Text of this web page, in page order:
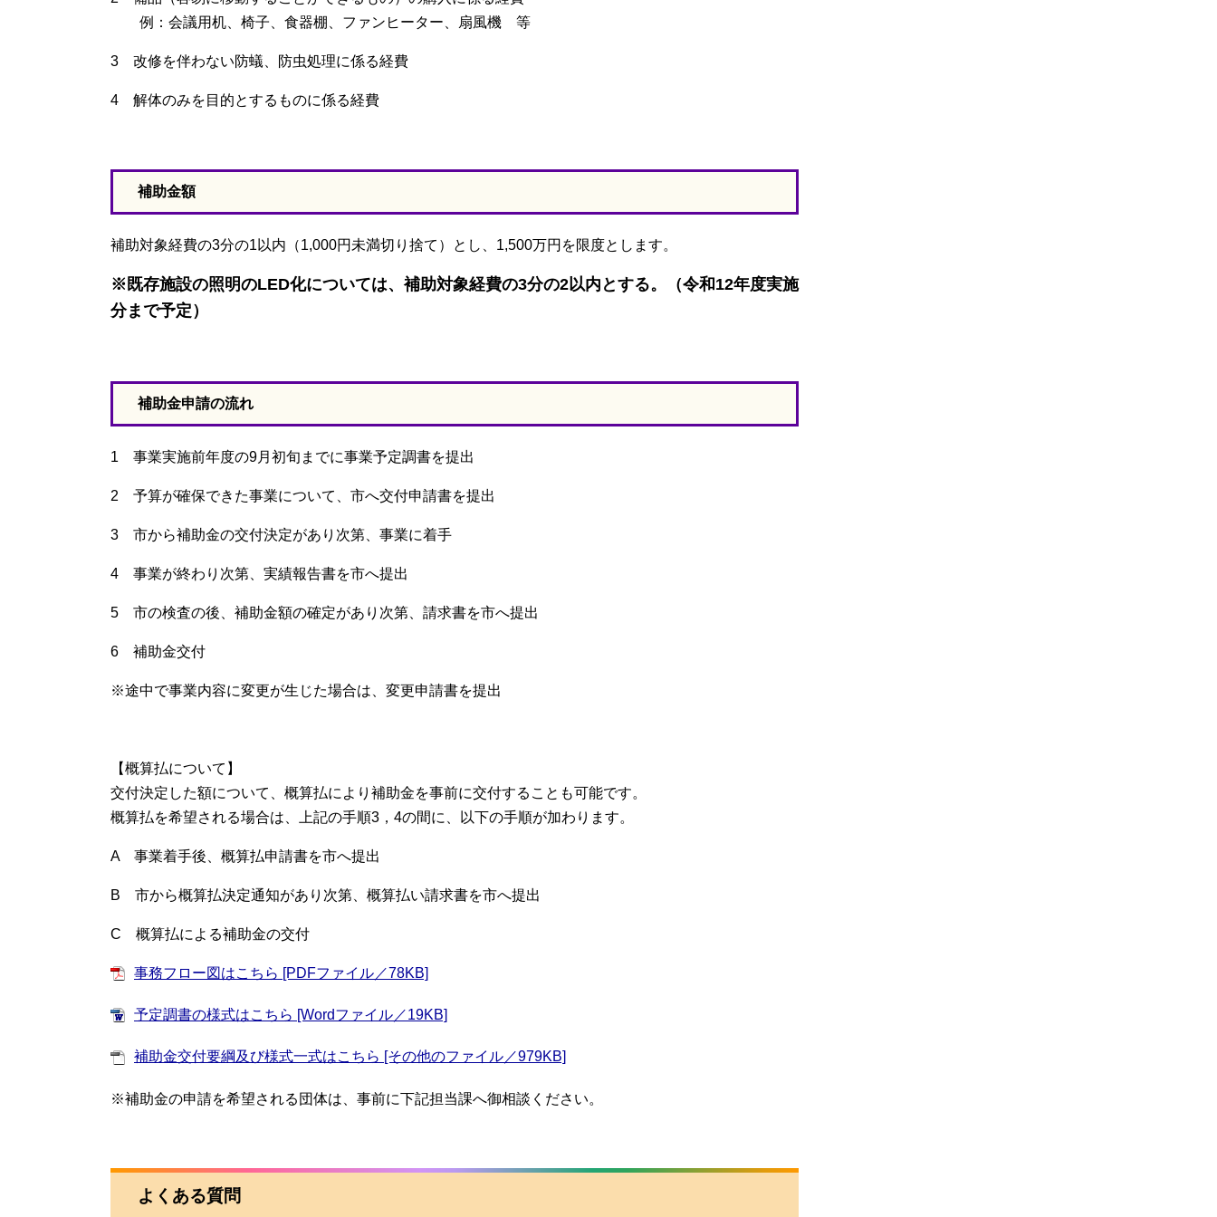
例：会議用机、椅子、食器棚、ファンヒーター、扇風機 等
3 改修を伴わない防蟻、防虫処理に係る経費
4 解体のみを目的とするものに係る経費
補助金額
補助対象経費の3分の1以内（1,000円未満切り捨て）とし、1,500万円を限度とします。
※既存施設の照明のLED化については、補助対象経費の3分の2以内とする。（令和12年度実施
分まで予定）
補助金申請の流れ
1 事業実施前年度の9月初旬までに事業予定調書を提出
2 予算が確保できた事業について、市へ交付申請書を提出
3 市から補助金の交付決定があり次第、事業に着手
4 事業が終わり次第、実績報告書を市へ提出
5 市の検査の後、補助金額の確定があり次第、請求書を市へ提出
6 補助金交付
※途中で事業内容に変更が生じた場合は、変更申請書を提出
【概算払について】
交付決定した額について、概算払により補助金を事前に交付することも可能です。
概算払を希望される場合は、上記の手順3，4の間に、以下の手順が加わります。
A 事業着手後、概算払申請書を市へ提出
B 市から概算払決定通知があり次第、概算払い請求書を市へ提出
C 概算払による補助金の交付
事務フロー図はこちら [PDFファイル／78KB]
予定調書の様式はこちら [Wordファイル／19KB]
補助金交付要綱及び様式一式はこちら [その他のファイル／979KB]
※補助金の申請を希望される団体は、事前に下記担当課へ御相談ください。
よくある質問